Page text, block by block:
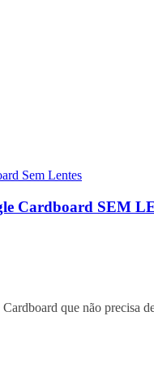
Cardboard SEM
que não precisa